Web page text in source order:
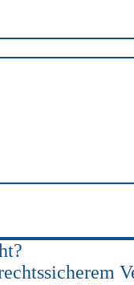
strafbar?